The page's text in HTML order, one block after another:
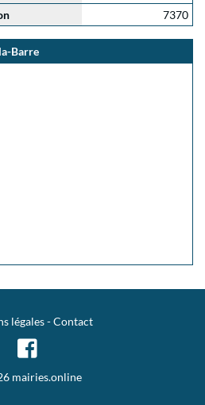
7370
Barre
légales-Contact
mairies.online